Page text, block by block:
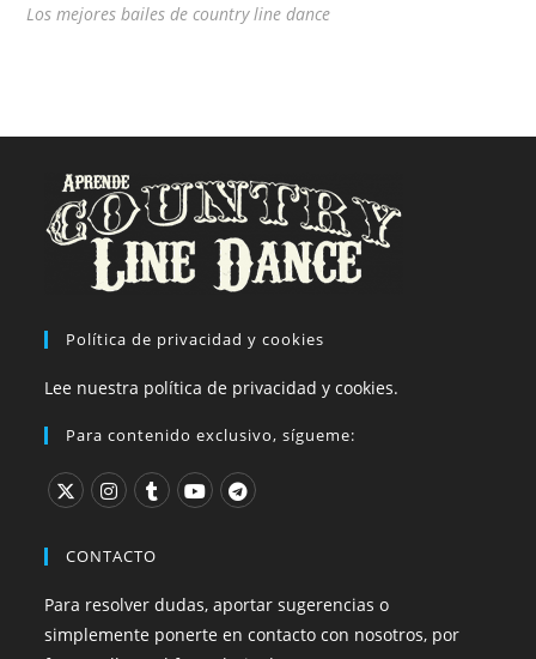
Los mejores bailes de country line dance
Política de privacidad y cookies
Lee nuestra política de privacidad y cookies.
Para contenido exclusivo, sígueme:
CONTACTO
Para resolver dudas, aportar sugerencias o
simplemente ponerte en contacto con nosotros, por